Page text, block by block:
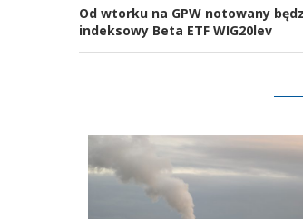
Od wtorku na GPW notowany
indeksowy Beta ETF WIG20lev